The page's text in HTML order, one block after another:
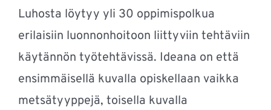
Luhosta löytyy yli 30 oppimispolkua
erilaisiin luonnonhoitoon liittyviin tehtäviin
käytännön työtehtävissä. Ideana on että
ensimmäisellä kuvalla opiskellaan vaikka
metsätyyppejä, toisella kuvalla